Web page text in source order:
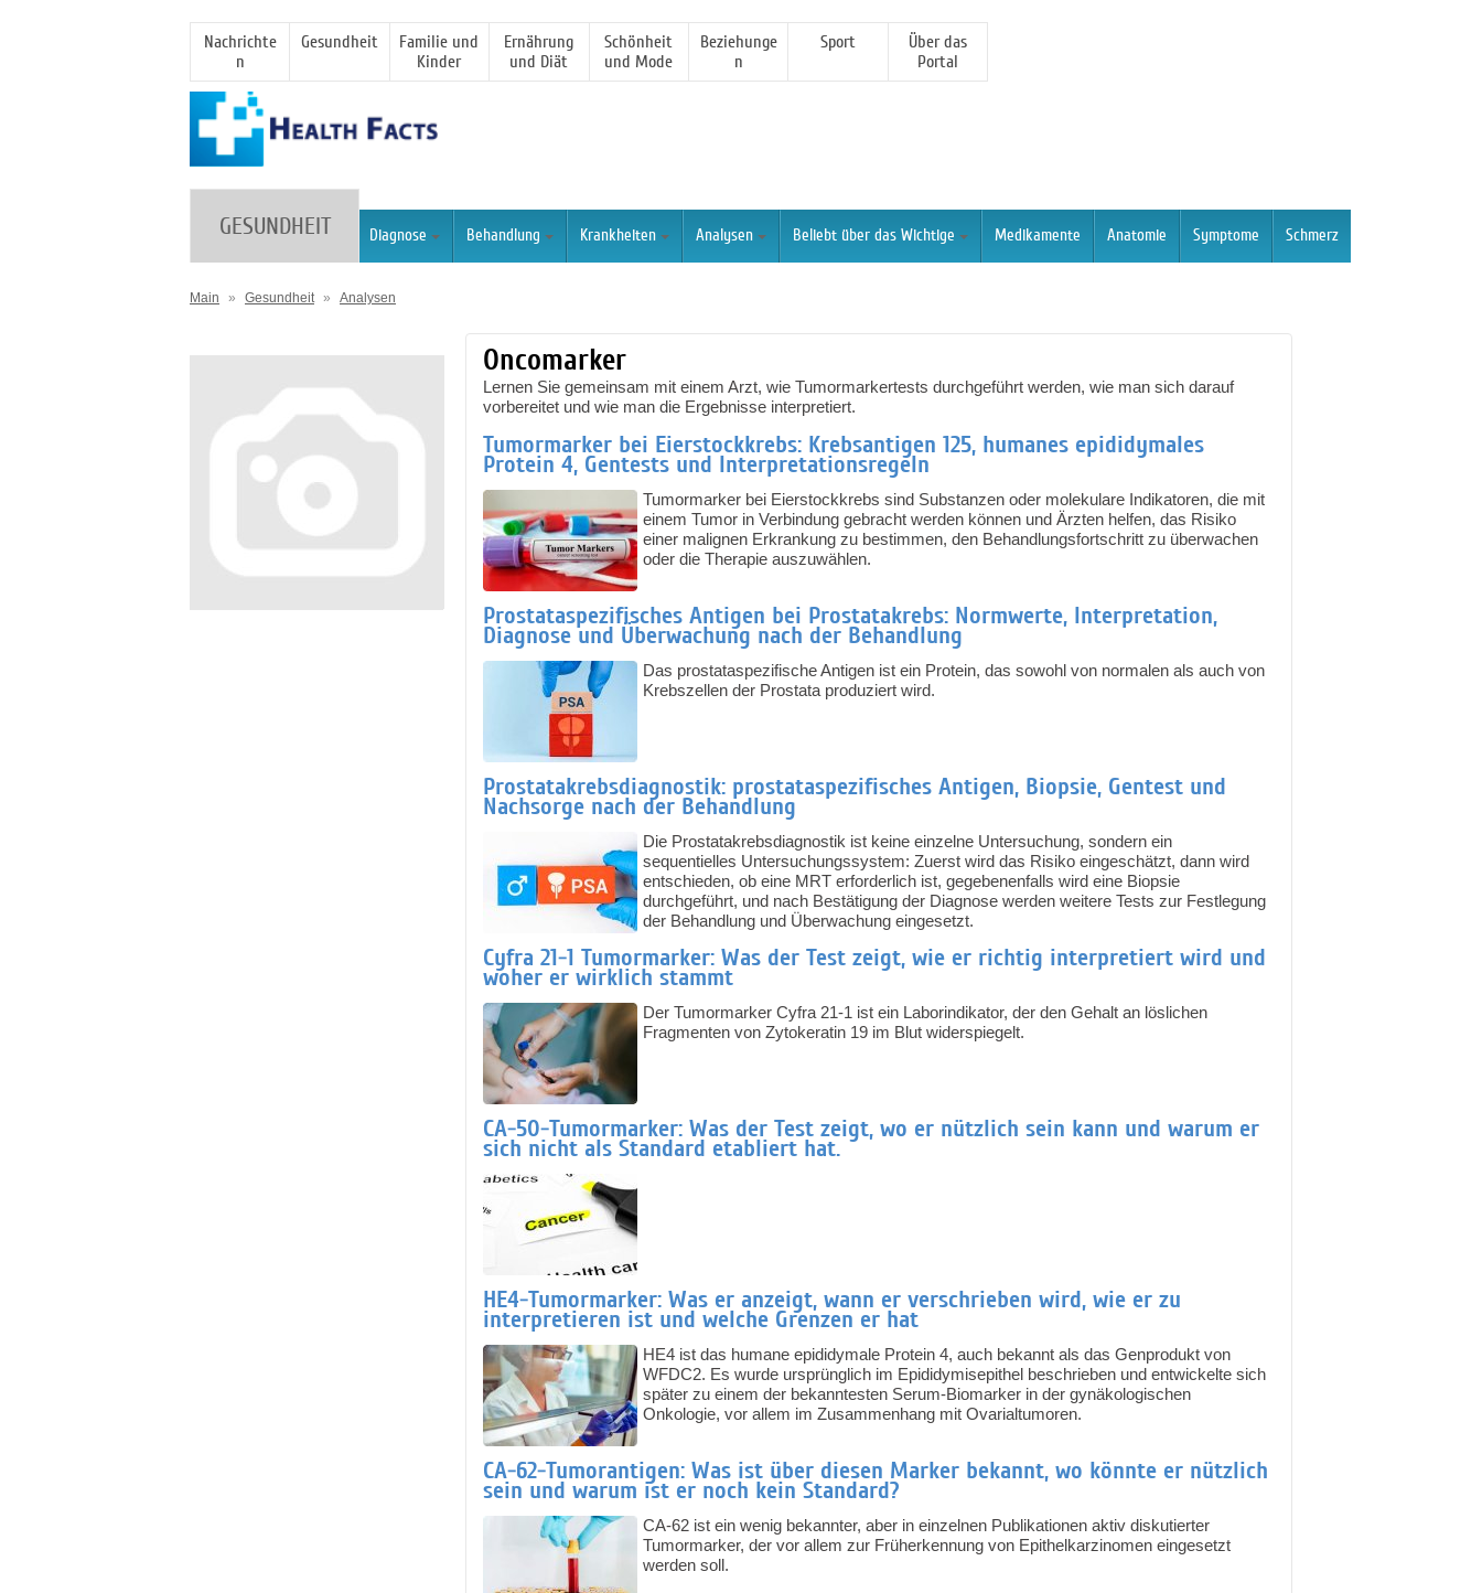
Nachrichte
n
Gesundheit
Familie und
Kinder
Ernährung
und Diät
Schönheit
und Mode
Beziehunge
n
Sport
Über das
Portal
GESUNDHEIT Diagnose Behandlung Krankheiten Analysen Beliebt über das Wichtige Medikamente Anatomie Symptome Schmerz
Main » Gesundheit » Analysen
Oncomarker
Lernen Sie gemeinsam mit einem Arzt, wie Tumormarkertests durchgeführt werden, wie man sich darauf
vorbereitet und wie man die Ergebnisse interpretiert.
Tumormarker bei Eierstockkrebs: Krebsantigen 125, humanes epididymales
Protein 4, Gentests und Interpretationsregeln
Tumormarker bei Eierstockkrebs sind Substanzen oder molekulare Indikatoren, die mit
einem Tumor in Verbindung gebracht werden können und Ärzten helfen, das Risiko
einer malignen Erkrankung zu bestimmen, den Behandlungsfortschritt zu überwachen
oder die Therapie auszuwählen.
Prostataspezifisches Antigen bei Prostatakrebs: Normwerte, Interpretation,
Diagnose und Überwachung nach der Behandlung
Das prostataspezifische Antigen ist ein Protein, das sowohl von normalen als auch von
Krebszellen der Prostata produziert wird.
Prostatakrebsdiagnostik: prostataspezifisches Antigen, Biopsie, Gentest und
Nachsorge nach der Behandlung
Die Prostatakrebsdiagnostik ist keine einzelne Untersuchung, sondern ein
sequentielles Untersuchungssystem: Zuerst wird das Risiko eingeschätzt, dann wird
entschieden, ob eine MRT erforderlich ist, gegebenenfalls wird eine Biopsie
durchgeführt, und nach Bestätigung der Diagnose werden weitere Tests zur Festlegung
der Behandlung und Überwachung eingesetzt.
Cyfra 21-1 Tumormarker: Was der Test zeigt, wie er richtig interpretiert wird und
woher er wirklich stammt
Der Tumormarker Cyfra 21-1 ist ein Laborindikator, der den Gehalt an löslichen
Fragmenten von Zytokeratin 19 im Blut widerspiegelt.
CA-50-Tumormarker: Was der Test zeigt, wo er nützlich sein kann und warum er
sich nicht als Standard etabliert hat.
HE4-Tumormarker: Was er anzeigt, wann er verschrieben wird, wie er zu
interpretieren ist und welche Grenzen er hat
HE4 ist das humane epididymale Protein 4, auch bekannt als das Genprodukt von
WFDC2. Es wurde ursprünglich im Epididymisepithel beschrieben und entwickelte sich
später zu einem der bekanntesten Serum-Biomarker in der gynäkologischen
Onkologie, vor allem im Zusammenhang mit Ovarialtumoren.
CA-62-Tumorantigen: Was ist über diesen Marker bekannt, wo könnte er nützlich
sein und warum ist er noch kein Standard?
CA-62 ist ein wenig bekannter, aber in einzelnen Publikationen aktiv diskutierter
Tumormarker, der vor allem zur Früherkennung von Epithelkarzinomen eingesetzt
werden soll.